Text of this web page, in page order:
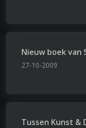
Nieuw boek van
27-10-2009
Tussen Kunst &